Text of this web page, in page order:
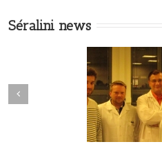
Séralini news